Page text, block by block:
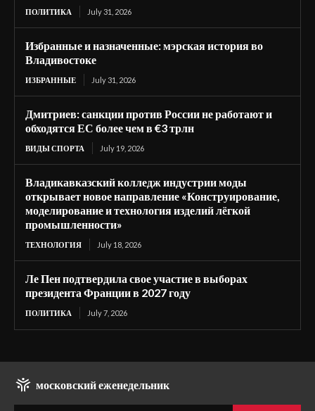
ПОЛИТИКА July 31, 2026
Избранные и назначенные: мэрская история во
Владивостоке
ИЗБРАННЫЕ July 31, 2026
Дмитриев: санкции против России не работают и
обходятся ЕС более чем в €3 трлн
ВИДЫ СПОРТА July 19, 2026
Владикавказский колледж индустрии моды
открывает новое направление «Конструирование,
моделирование и технология изделий лёгкой
промышленности»
ТЕХНОЛОГИЯ July 18, 2026
Ле Пен подтвердила свое участие в выборах
президента Франции в 2027 году
ПОЛИТИКА July 7, 2026
московский еженедельник